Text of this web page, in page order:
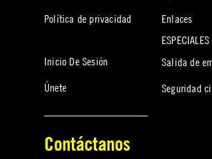
Política de privacidad
Inicio De Sesión
Únete
Enlaces
ESPECIALES
Salida de
Seguridad
Contáctanos